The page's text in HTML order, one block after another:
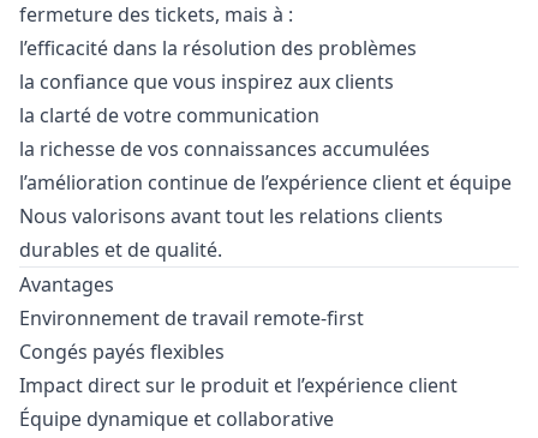
fermeture des tickets, mais à :
l’efficacité dans la résolution des problèmes
la confiance que vous inspirez aux clients
la clarté de votre communication
la richesse de vos connaissances accumulées
l’amélioration continue de l’expérience client et équipe
Nous valorisons avant tout les relations clients
durables et de qualité.
Avantages
Environnement de travail remote-first
Congés payés flexibles
Impact direct sur le produit et l’expérience client
Équipe dynamique et collaborative